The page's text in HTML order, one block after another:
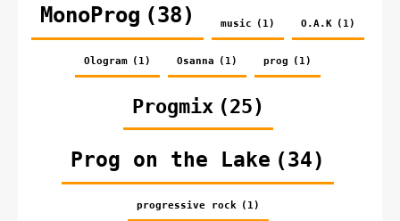
MonoProg (38) music (1) O.A.K (1)
Ologram (1) Osanna (1) prog (1)
Progmix (25)
Prog on the Lake (34)
progressive rock (1)